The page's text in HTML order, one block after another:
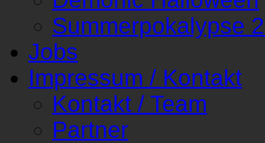
Summerpokalypse
Jobs
Impressum / Kontakt
Kontakt / Team
Partner